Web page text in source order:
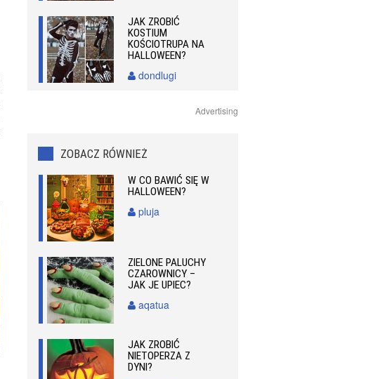
JAK ZROBIĆ
KOSTIUM
KOŚCIOTRUPA NA
HALLOWEEN?
dondlugi
Advertising
ZOBACZ RÓWNIEŻ
W CO BAWIĆ SIĘ W
HALLOWEEN?
pluja
ZIELONE PALUCHY
CZAROWNICY –
JAK JE UPIEC?
aqatua
JAK ZROBIĆ
NIETOPERZA Z
DYNI?